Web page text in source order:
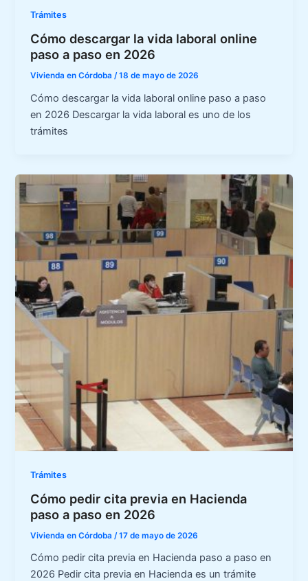
Trámites
Cómo descargar la vida laboral online
paso a paso en 2026
Vivienda en Córdoba/18 de mayo de 2026
Cómo descargar la vida laboral online paso a paso
en 2026 Descargar la vida laboral es uno de los
trámites
Trámites
Cómo pedir cita previa en Hacienda
paso a paso en 2026
Vivienda en Córdoba /17 de mayo de 2026
Cómo pedir cita previa en Hacienda paso a paso en
2026 Pedir cita previa en Hacienda es un trámite